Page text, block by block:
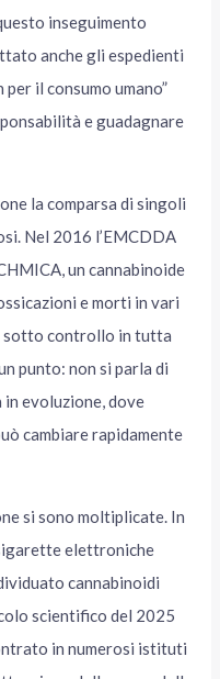
inseguimento
anche gli espedienti
il consumo umano”
e guadagnare
la comparsa di singoli
Nel 2016 l’EMCDDA
un cannabinoide
e morti in vari
sotto controllo in tutta
punto: non si parla di
in evoluzione, dove
cambiare rapidamente
si sono moltiplicate. In
elettroniche
cannabinoidi
scientifico del 2025
in numerosi istituti